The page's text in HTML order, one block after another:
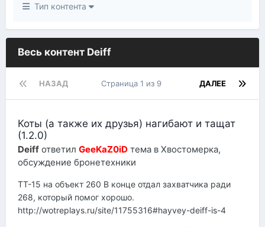
Тип контента
Весь контент Deiff
НАЗАД ДАЛЕЕ
Страница 1 из 9
Коты (а также их друзья) нагибают и тащат
(1.2.0)
Deiff ответил GeeKaZ0iD тема в Хвостомерка,
обсуждение бронетехники
ТТ-15 на объект 260 В конце отдал захватчика ради
268, который помог хорошо.
http://wotreplays.ru/site/11755316#hayvey-deiff-is-4